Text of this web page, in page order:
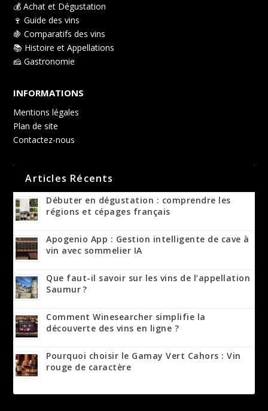
💰 Achat et Dégustation
🍷 Guide des vins
🍇 Comparatifs des vins
📚 Histoire et Appellations
🧀 Gastronomie
INFORMATIONS
Mentions légales
Plan de site
Contactez-nous
Articles Récents
Débuter en dégustation : comprendre les
régions et cépages français
Apogenio App : Gestion intelligente de cave à
vin avec sommelier IA
Que faut-il savoir sur les vins de l’appellation
Saumur ?
Comment Winesearcher simplifie la
découverte des vins en ligne ?
Pourquoi choisir le Gamay Vert Cahors : Vin
rouge de caractère